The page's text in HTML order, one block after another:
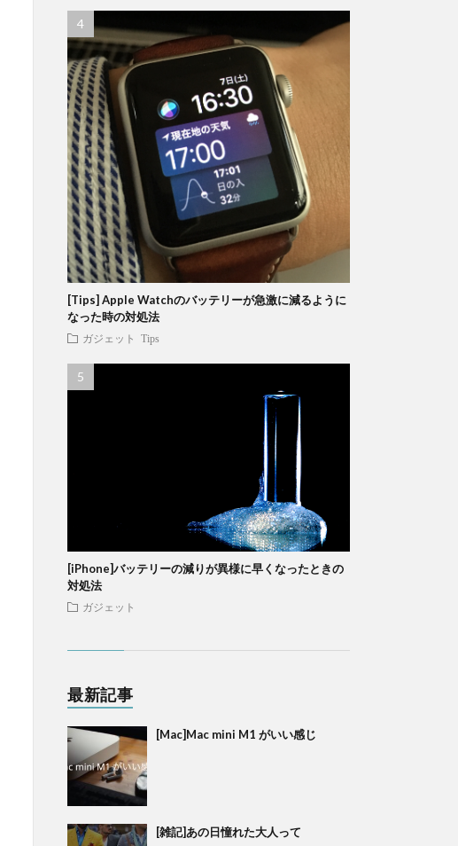
[Tips] Apple Watchのバッテリーが急激に減るように
なった時の対処法
ガジェット Tips
[iPhone]バッテリーの減りが異様に早くなったときの
対処法
ガジェット
最新記事
[Mac]Mac mini M1 がいい感じ
[雑記]あの日憧れた大人って